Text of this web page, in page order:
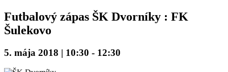
Futbalový zápas ŠK Dvorníky : FK
Šulekovo
5. mája 2018 | 10:30 - 12:30